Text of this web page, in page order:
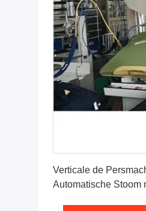
Verticale de
Automatische Stoom